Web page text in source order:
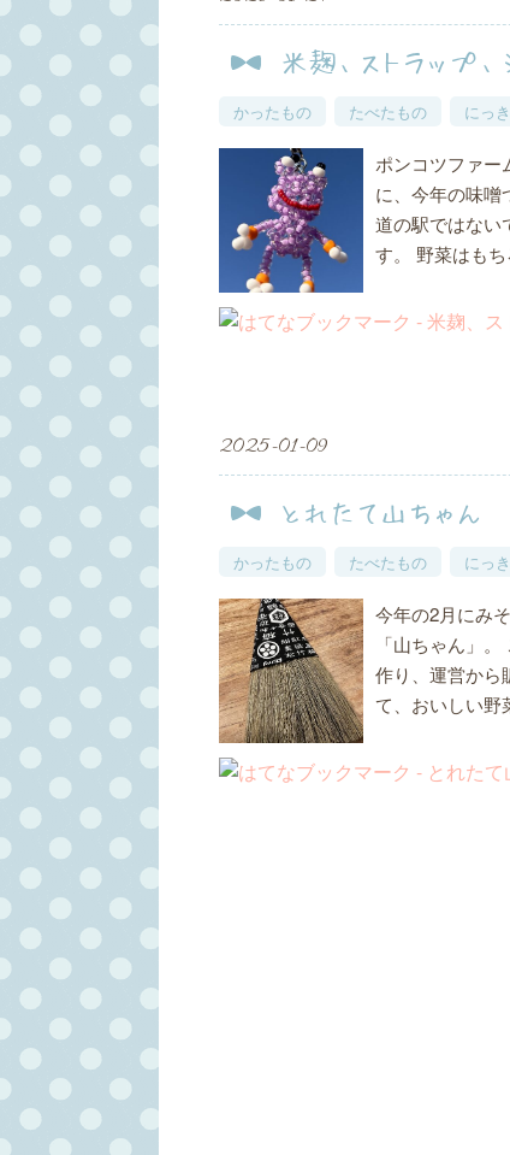
米麹、ストラップ、
かったもの たべたもの にっき
ポンコツファー
に、今年の味噌
道の駅ではない
す。 野菜はも
2025-01-09
とれたて山ちゃ
かったもの たべたもの にっき
今年の2月にみ
「山ちゃん」
作り、運営から
て、おいしい